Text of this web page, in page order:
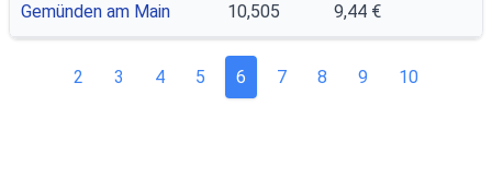
Gemünden am Main 10,505 9,44 €
2 3 4 5 6 7 8 9 10